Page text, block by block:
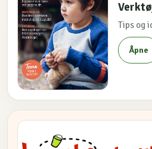
Tips og
Åpne